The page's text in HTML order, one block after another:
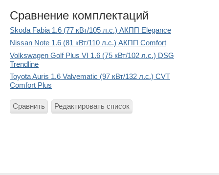
Сравнение комплектаций
Skoda Fabia 1.6 (77 кВт/105 л.с.) АКПП Elegance
Nissan Note 1.6 (81 кВт/110 л.с.) АКПП Comfort
Volkswagen Golf Plus VI 1.6 (75 кВт/102 л.с.) DSG
Trendline
Toyota Auris 1.6 Valvematic (97 кВт/132 л.с.) CVT
Comfort Plus
Сравнить Редактировать список